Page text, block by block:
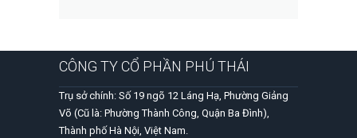
CÔNG TY CỔ PHẦN PHÚ THÁI
Trụ sở chính: Số 19 ngõ 12 Láng Hạ, Phường Giảng
Võ (Cũ là: Phường Thành Công, Quận Ba Đình),
Thành phố Hà Nội, Việt Nam.